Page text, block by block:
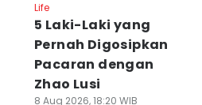
Life
5 Laki-Laki yang
Pernah Digosipkan
Pacaran dengan
Zhao Lusi
8 Aug 2026, 18:20 WIB